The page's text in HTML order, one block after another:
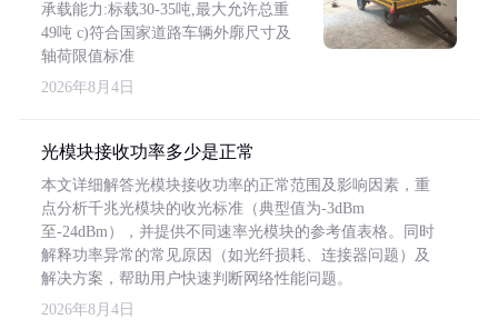
承载能力:标载30-35吨,最大允许总重
49吨 c)符合国家道路车辆外廓尺寸及
轴荷限值标准
2026年8月4日
光模块接收功率多少是正常
本文详细解答光模块接收功率的正常范围及影响因素，重
点分析千兆光模块的收光标准（典型值为-3dBm
至-24dBm），并提供不同速率光模块的参考值表格。同时
解释功率异常的常见原因（如光纤损耗、连接器问题）及
解决方案，帮助用户快速判断网络性能问题。
2026年8月4日